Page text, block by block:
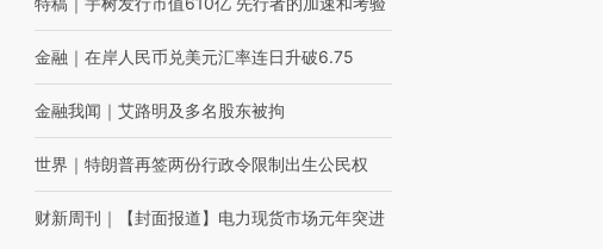
金融 ｜ 在岸人民币兑美元汇率连日升破6.75
金融我闻 ｜ 艾路明及多名股东被拘
世界 ｜ 特朗普再签两份行政令限制出生公民权
财新周刊 ｜ 【封面报道】电力现货市场元年突进